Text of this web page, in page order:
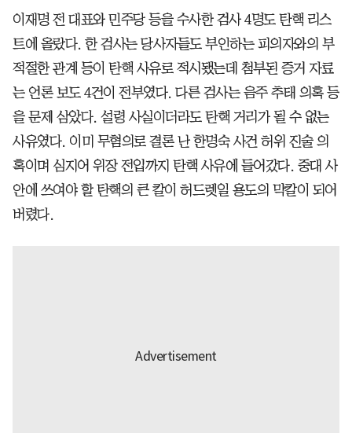
이재명 전 대표와 민주당 등을 수사한 검사 4명도 탄핵 리스
트에 올랐다. 한 검사는 당사자들도 부인하는 피의자와의 부
적절한 관계 등이 탄핵 사유로 적시됐는데 첨부된 증거 자료
는 언론 보도 4건이 전부였다. 다른 검사는 음주 추태 의혹 등
을 문제 삼았다. 설령 사실이더라도 탄핵 거리가 될 수 없는
사유였다. 이미 무혐의로 결론 난 한명숙 사건 허위 진술 의
혹이며 심지어 위장 전입까지 탄핵 사유에 들어갔다. 중대 사
안에 쓰여야 할 탄핵의 큰 칼이 허드렛일 용도의 막칼이 되어
버렸다.